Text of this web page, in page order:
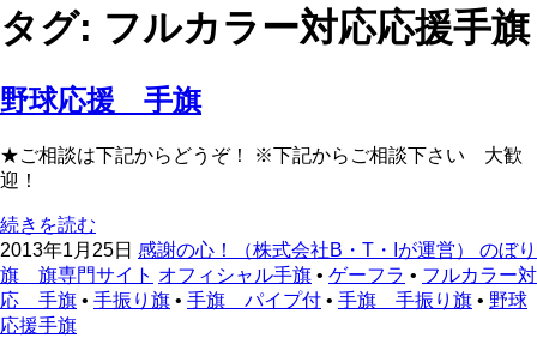
タグ: フルカラー対応応援手旗
野球応援 手旗
★ご相談は下記からどうぞ！ ※下記からご相談下さい 大歓
迎！
続きを読む
2013年1月25日 感謝の心！（株式会社B・T・Iが運営） のぼり
旗 旗専門サイト オフィシャル手旗 • ゲーフラ • フルカラー対
応 手旗 • 手振り旗 • 手旗 パイプ付 • 手旗 手振り旗 • 野球
応援手旗